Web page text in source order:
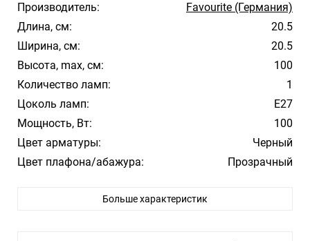
Производитель:
Favourite (Германия)
Длина, см:
20.5
Ширина, см:
20.5
Высота, max, см:
100
Количество ламп:
1
Цоколь ламп:
E27
Мощность, Вт:
100
Цвет арматуры:
Черный
Цвет плафона/абажура:
Прозрачный
Больше характеристик